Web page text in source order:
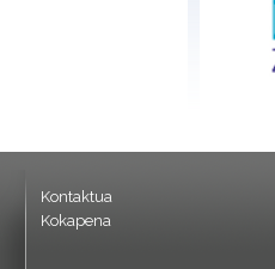
Kontaktua
Kokapena